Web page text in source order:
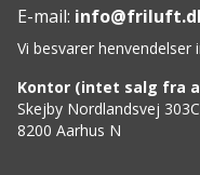
E-mail:
Vi besvarer
Kontor (intet salg fra
Skejby Nordlandsvej 303C
8200 Aarhus N